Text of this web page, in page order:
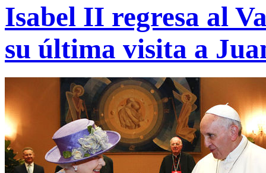
Isabel II regresa al
su última visita a